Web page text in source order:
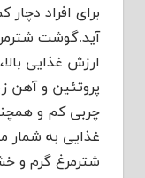
برای افراد
آید.گوشت
ارزش غذایی
پروتئین و آهن
چربی کم و
غذایی به
شترمرغ گرم و